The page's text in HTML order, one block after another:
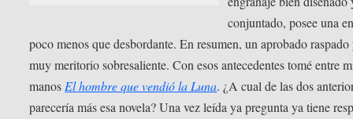
conjuntado, posee una
poco menos que desbordante. En resumen, un aprobado
muy meritorio sobresaliente. Con esos antecedentes tomé entre
manos El hombre que vendió la Luna. ¿A cual de las dos
parecería más esa novela? Una vez leída ya pregunta ya tiene